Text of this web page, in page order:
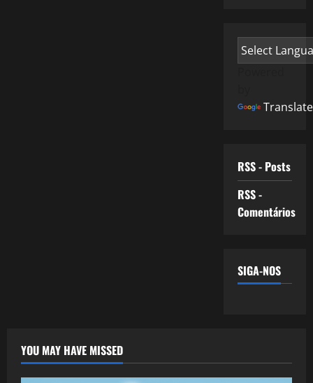
Translate
RSS - Posts
RSS -
Comentários
SIGA-NOS
YOU MAY HAVE MISSED